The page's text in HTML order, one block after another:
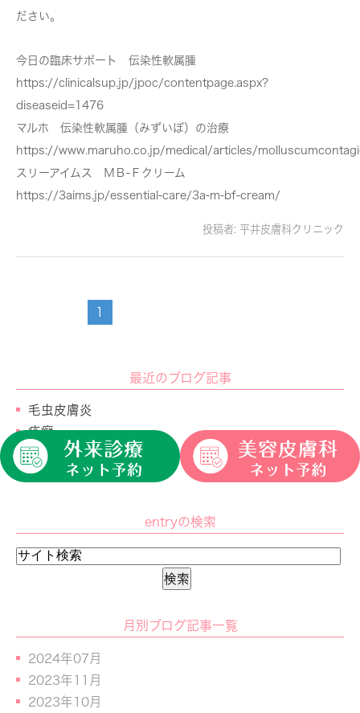
ださい。
今日の臨床サポート 伝染性軟属腫
https://clinicalsup.jp/jpoc/contentpage.aspx?
diseaseid=1476
マルホ 伝染性軟属腫（みずいぼ）の治療
https://www.maruho.co.jp/medical/articles/
スリーアイムス ＭＢ-Ｆクリーム
https://3aims.jp/essential-care/3a-m-bf-cream/
投稿者: 平井皮膚科クリニック
1
最近のブログ記事
毛虫皮膚炎
疥癬
足白癬（水虫）
伝染性軟属腫（水いぼ）
entryの検索
月別ブログ記事一覧
2024年07月
2023年11月
2023年10月